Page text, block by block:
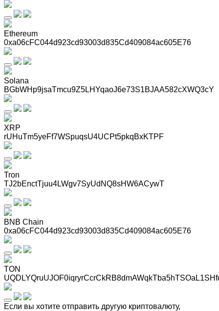
Ethereum
0xa06cFC044d923cd93003d835Cd409084ac605E76
Solana
BGbWHp9jsaTmcu9Z5LHYqaoJ6e73S1BJAA582cXWQ3cY
XRP
rUHuTm5yeFf7WSpuqsU4UCPt5pkqBxKTPF
Tron
TJ2bEnctTjuu4LWgv7SyUdNQ8sHW6ACywT
BNB Chain
0xa06cFC044d923cd93003d835Cd409084ac605E76
TON
Если вы хотите отправить другую криптовалюту,